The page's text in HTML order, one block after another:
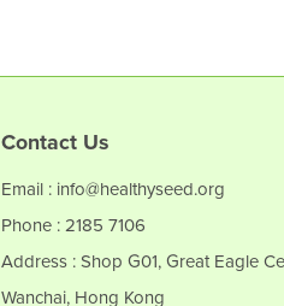
Contact Us
Email : info@healthyseed.org
Phone : 2185 7106
Address : Shop G01, Great Eagle
Wanchai, Hong Kong